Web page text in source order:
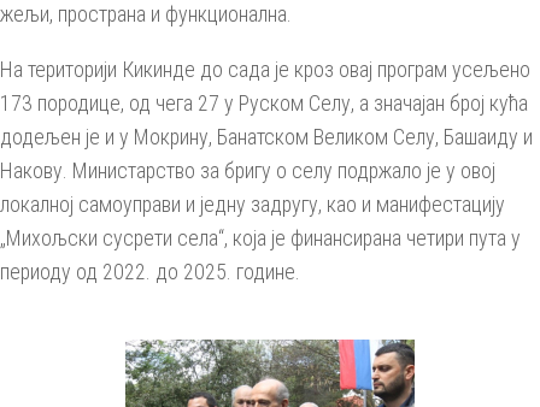
жељи, пространа и функционална.
На територији Кикинде до сада је кроз овај програм усељено
173 породице, од чега 27 у Руском Селу, а значајан број кућа
додељен је и у Мокрину, Банатском Великом Селу, Башаиду и
Накову. Министарство за бригу о селу подржало је у овој
локалној самоуправи и једну задругу, као и манифестацију
„Михољски сусрети села“, која је финансирана четири пута у
периоду од 2022. до 2025. године.